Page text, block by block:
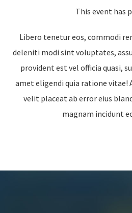
This event has
Libero tenetur eos, commodi
deleniti modi sint voluptates,
provident est vel officia quasi,
amet eligendi quia ratione vitae!
velit placeat ab error eius
magnam incidunt